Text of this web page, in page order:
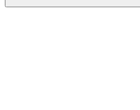
Buscar